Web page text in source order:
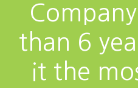
than 6
it the